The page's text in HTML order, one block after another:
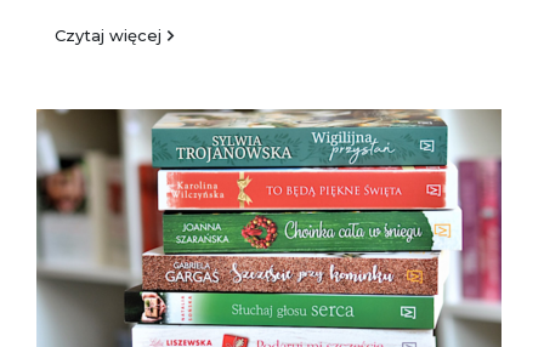
Czytaj więcej